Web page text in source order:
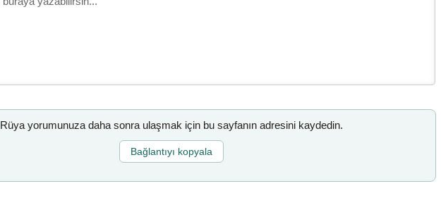
Rüya yorumunuza daha sonra ulaşmak için bu sayfanın adresini kaydedin.
Bağlantıyı kopyala